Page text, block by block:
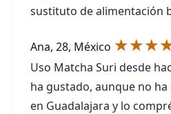
sustituto de alimentación
Ana, 28, México
Uso Matcha Suri desde
ha gustado, aunque no
en Guadalajara y lo